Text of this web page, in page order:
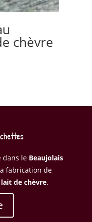
chèvre
dans le Beaujolais
fabrication de
de chèvre.